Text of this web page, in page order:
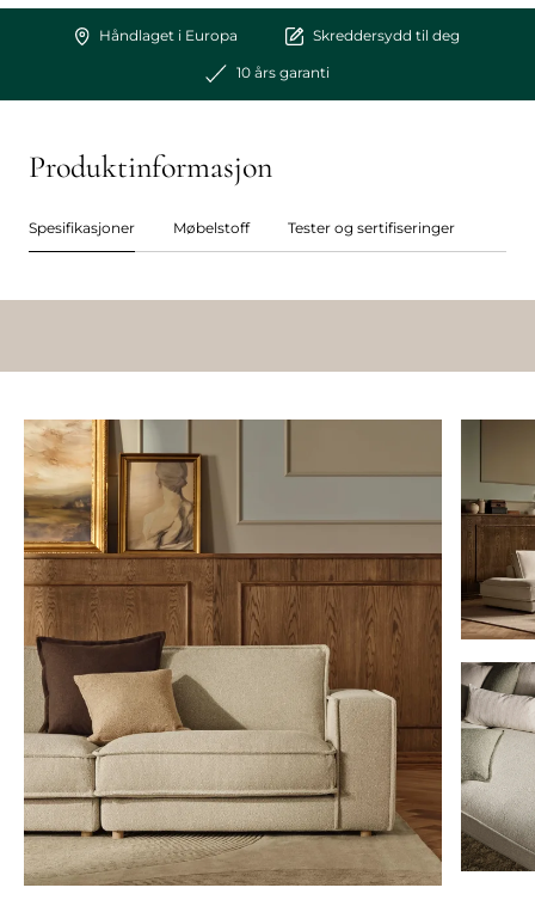
Håndlaget i Europa Skreddersydd til deg
10 års garanti
Produktinformasjon
Spesifikasjoner Møbelstoff Tester og sertifiseringer